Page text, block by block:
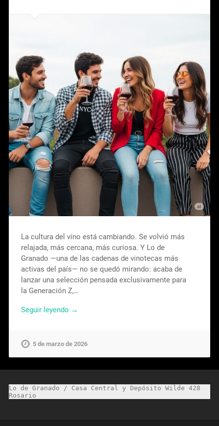
La cultura del vino está cambiando. Se volvió más
relajada, más cercana, más curiosa. Y Lo de
Granado —una de las cadenas de vinotecas más
activas del país— no se quedó mirando: acaba de
lanzar una selección pensada exclusivamente para
la Generación Z,…
Seguir leyendo →
5 de marzo de 2026
Lo de Granado / Casa Central y Depósito Wilde 428
Rosario